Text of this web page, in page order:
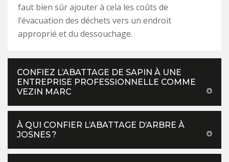
faut bien sûr ajouter à cela les coûts de
l’évacuation des déchets vers un endroit
approprié et du dessouchage.
CONFIEZ L’ABATTAGE DE SAPIN À UNE
ENTREPRISE PROFESSIONNELLE COMME
VEZIN MARC
À QUI CONFIER L’ABATTAGE D’ARBRE À
JOSNES ?